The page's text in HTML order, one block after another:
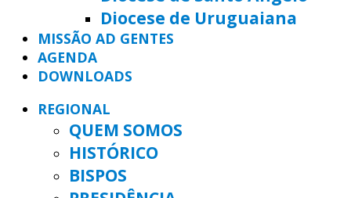
Diocese de Uruguaiana
MISSÃO AD GENTES
AGENDA
DOWNLOADS
REGIONAL
QUEM SOMOS
HISTÓRICO
BISPOS